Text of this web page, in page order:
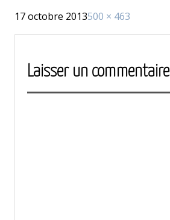
Publié
17 octobre 2013Taille
500 × 463
Laisser un commentaire